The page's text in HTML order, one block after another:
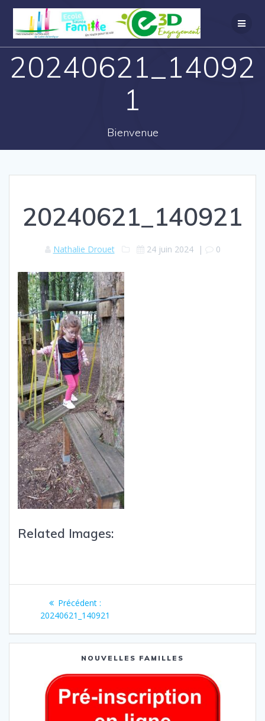
20240621_14092
1
Bienvenue
20240621_140921
Nathalie Drouet 24 juin 2024| 0
Related Images:
Précédent :
20240621_140921
NOUVELLES FAMILLES